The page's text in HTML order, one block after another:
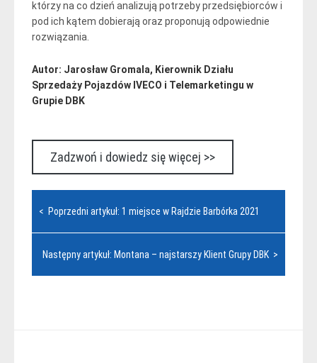
którzy na co dzień analizują potrzeby przedsiębiorców i
pod ich kątem dobierają oraz proponują odpowiednie
rozwiązania.
Autor: Jarosław Gromala, Kierownik Działu
Sprzedaży Pojazdów IVECO i Telemarketingu w
Grupie DBK
Zadzwoń i dowiedz się więcej >>
Nawigacja
< Poprzedni artykuł: 1 miejsce w Rajdzie Barbórka 2021
Następny artykuł: Montana – najstarszy Klient Grupy DBK >